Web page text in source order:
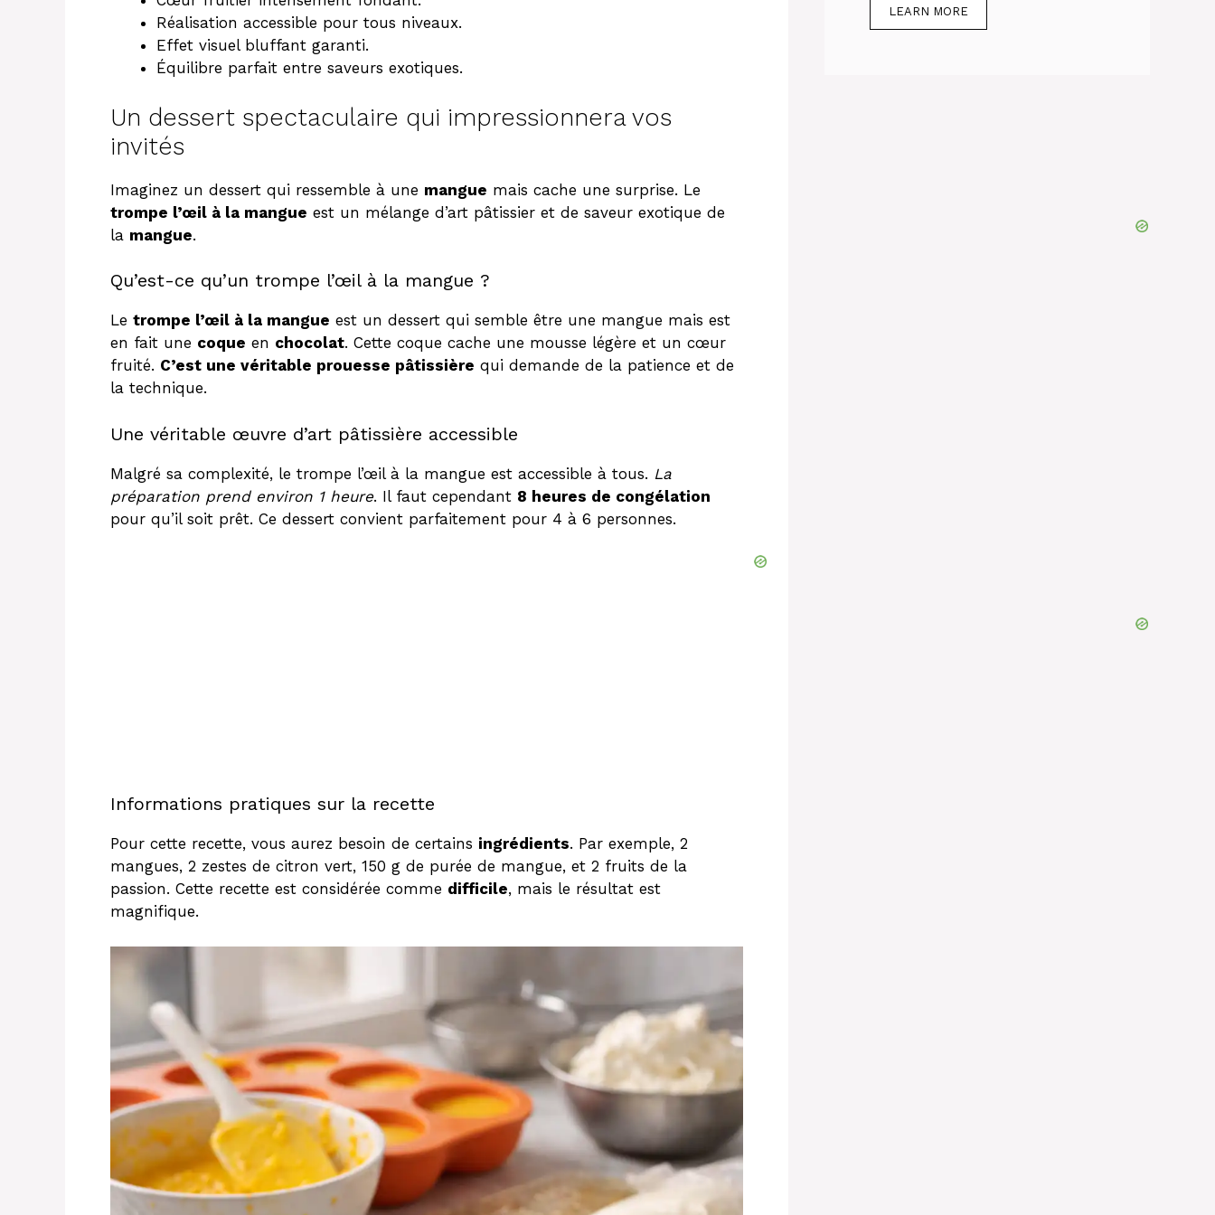
Réalisation accessible pour tous niveaux.
Effet visuel bluffant garanti.
Équilibre parfait entre saveurs exotiques.
Un dessert spectaculaire qui impressionnera vos
invités
Imaginez un dessert qui ressemble à une mangue mais cache une surprise. Le
trompe l’œil à la mangue est un mélange d’art pâtissier et de saveur exotique de
la mangue.
Qu’est-ce qu’un trompe l’œil à la mangue ?
Le trompe l’œil à la mangue est un dessert qui semble être une mangue mais est
en fait une coque en chocolat. Cette coque cache une mousse légère et un cœur
fruité. C’est une véritable prouesse pâtissière qui demande de la patience et de
la technique.
Une véritable œuvre d’art pâtissière accessible
Malgré sa complexité, le trompe l’œil à la mangue est accessible à tous. La
préparation prend environ 1 heure. Il faut cependant 8 heures de congélation
pour qu’il soit prêt. Ce dessert convient parfaitement pour 4 à 6 personnes.
Informations pratiques sur la recette
Pour cette recette, vous aurez besoin de certains ingrédients. Par exemple, 2
mangues, 2 zestes de citron vert, 150 g de purée de mangue, et 2 fruits de la
passion. Cette recette est considérée comme difficile, mais le résultat est
magnifique.
LEARN MORE